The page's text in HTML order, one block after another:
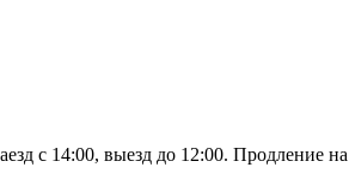
с 14:00, выезд до 12:00. Продление